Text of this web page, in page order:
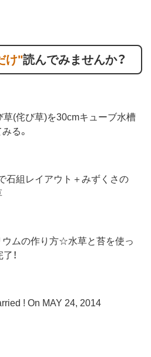
け"読んでみませんか？
草(侘び草)を30cmキューブ水槽
る。
石組レイアウト＋みずくさの
ウムの作り方☆水草と苔を使っ
！
! On MAY 24, 2014